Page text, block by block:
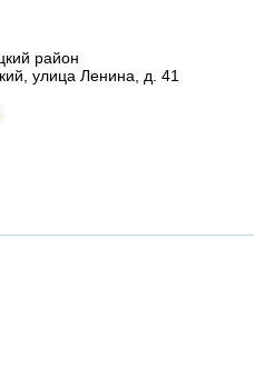
район
улица Ленина, д. 41